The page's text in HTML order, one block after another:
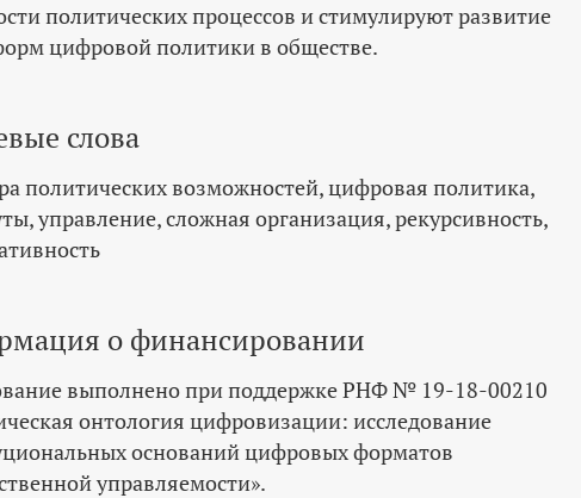
политических процессов и стимулируют развитие
цифровой политики в обществе.
слова
политических возможностей цифровая политика
управление сложная организация рекурсивность
о финансировании
выполнено при поддержке РНФ № 19-18-00210
онтология цифровизации: исследование
оснований цифровых форматов
управляемости».